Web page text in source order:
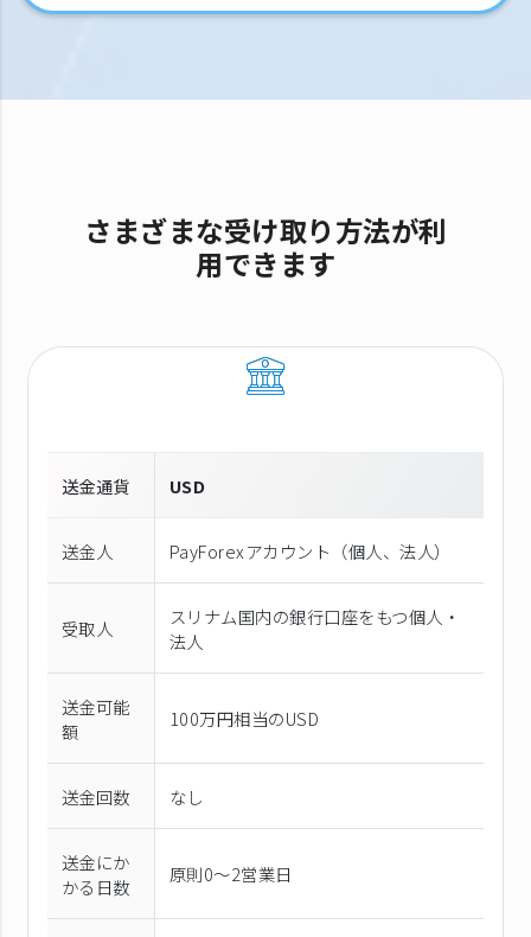
さまざまな受け取り方法が利
用できます
送金通貨 USD
送金人 PayForexアカウント（個⼈、法⼈）
受取人
スリナム国内の銀行口座をもつ個人・
法人
送金可能
額
100万円相当のUSD
送金回数 なし
送金にか
かる日数
原則0〜2営業日